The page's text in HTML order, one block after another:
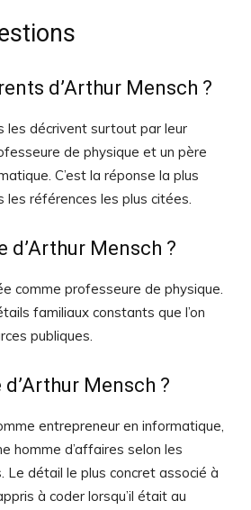
d’Arthur Mensch ?
les décrivent surtout par leur
de physique et un père
C’est la réponse la plus
les références les plus citées.
d’Arthur Mensch ?
comme professeure de physique.
familiaux constants que l’on
publiques.
Mensch ?
entrepreneur en informatique,
homme d’affaires selon les
Le détail le plus concret associé à
à coder lorsqu’il était au